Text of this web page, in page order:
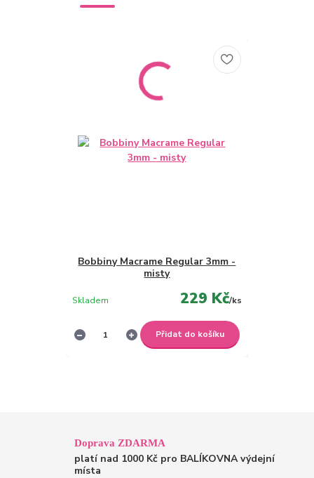
Bobbiny Macrame Regular 3mm -
misty
229 Kč/ks
Skladem
Přidat do košíku
Doprava ZDARMA
platí nad 1000 Kč pro BALÍKOVNA výdejní
místa